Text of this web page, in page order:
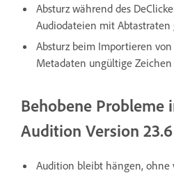
Absturz während des
Audiodateien mit Abtastraten
Absturz beim Importieren
Metadaten ungültige
Behobene Probleme
Audition Version 23.6
Audition bleibt hängen, ohne